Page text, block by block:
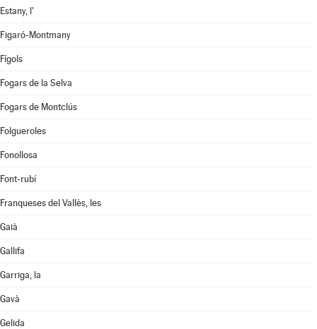
Estany, l'
Figaró-Montmany
Fígols
Fogars de la Selva
Fogars de Montclús
Folgueroles
Fonollosa
Font-rubí
Franqueses del Vallès, les
Gaià
Gallifa
Garriga, la
Gavà
Gelida